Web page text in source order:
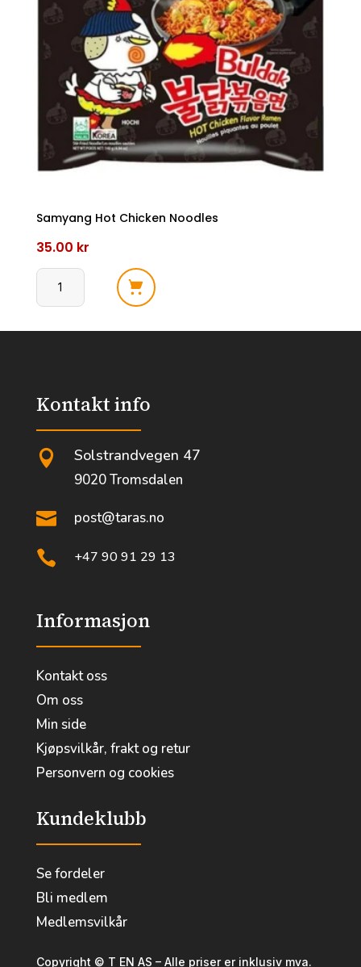
antall
Samyang Hot Chicken Noodles
35.00 kr
Samyang
Kontakt info
 Solstrandvegen 47
9020 Tromsdalen
 post@taras.no
 +47 90 91 29 13
Informasjon
Kontakt oss
Om oss
Min side
Kjøpsvilkår, frakt og retur
Personvern og cookies
Kundeklubb
Se fordeler
Bli medlem
Medlemsvilkår
Copyright © T EN AS – Alle priser er inklusiv mva.